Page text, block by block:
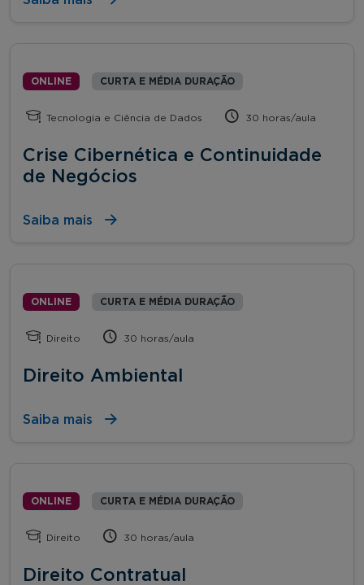
ONLINE CURTA E MÉDIA DURAÇÃO
Tecnologia e Ciência de Dados 30 horas/aula
Crise Cibernética e Continuidade
de Negócios
Saiba mais
ONLINE CURTA E MÉDIA DURAÇÃO
Direito 30 horas/aula
Direito Ambiental
Saiba mais
ONLINE CURTA E MÉDIA DURAÇÃO
Direito 30 horas/aula
Direito Contratual